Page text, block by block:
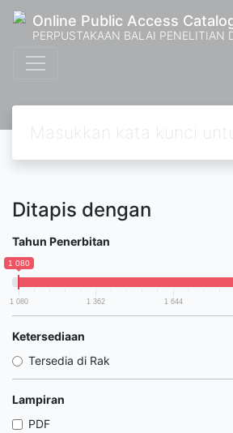
Online Public Access
PERPUSTAKAAN BALAI PENELITIAN
Ditapis dengan
Tahun Penerbitan
1 080
1 080 1 362 1 644
Ketersediaan
Tersedia di Rak
Lampiran
PDF